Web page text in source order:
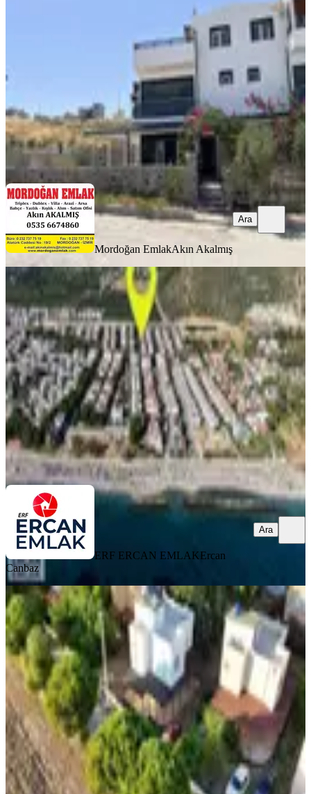
130 m²·Bahçe katı 27.07.2026
10.000.000 ₺
Mordoğan Emlak Akın Akalmış
Mordoğan EmlakAkın Akalmış
Ara
BALKONLU
Özderede Denize Yürüme Mesafesinde
Yazlık Villa
İzmir, Menderes
4+1·160 m²·Yüksek giriş·26.07.2026
11.000.000 ₺
ERF ERCAN EMLAKErcan Canbaz
Ara
ERF ERCAN EMLAKErcan
Canbaz
Ara
SİTE İÇİ
Denizköy'de Denize Yürüme
Mesafesinde Yazlık
İzmir, Dikili
3+1 ·150 m²·Bahçe katı 25.07.2026
10.700.000 ₺
TAM NOKTA ADİLSadık Kapancı
Ara